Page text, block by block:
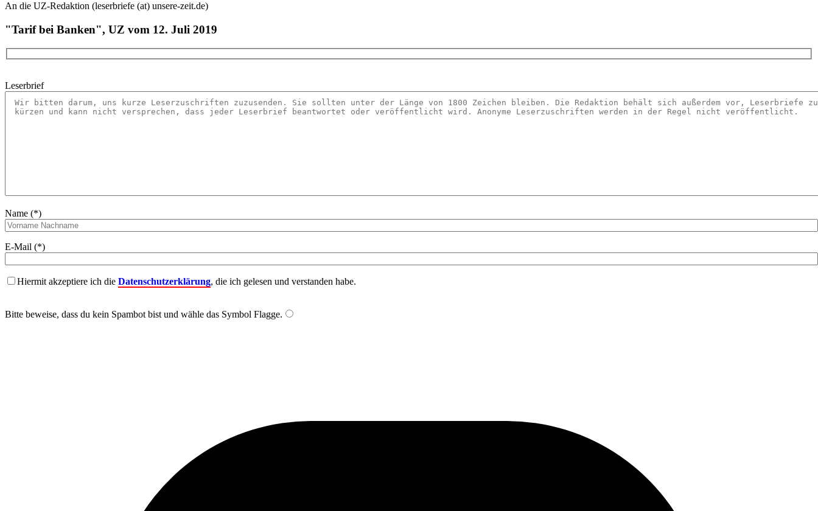
An die UZ-Redaktion (leserbriefe (at) unsere-zeit.de)
"Tarif bei Banken", UZ vom 12. Juli 2019
Leserbrief
Name (*)
E-Mail (*)
Hiermit akzeptiere ich die Datenschutzerklärung, die ich gelesen und verstanden habe.
Bitte beweise, dass du kein Spambot bist und wähle das Symbol Flagge.